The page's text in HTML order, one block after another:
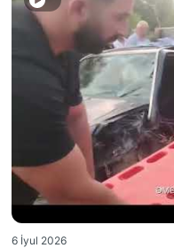
6 İyul 2026